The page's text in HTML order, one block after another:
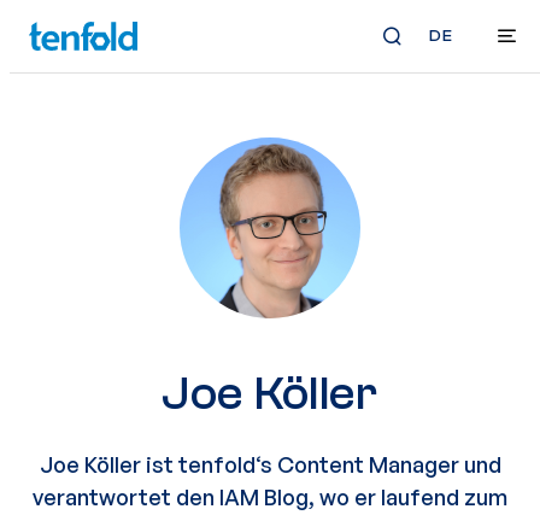
DE
Joe Köller
Joe Köller ist tenfold‘s Content Manager und
verantwortet den IAM Blog, wo er laufend zum